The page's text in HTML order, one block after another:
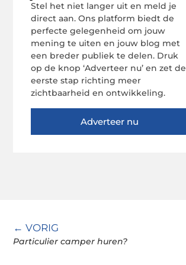
Stel het niet langer uit en meld je
direct aan. Ons platform biedt de
perfecte gelegenheid om jouw
mening te uiten en jouw blog met
een breder publiek te delen. Druk
op de knop ‘Adverteer nu’ en zet de
eerste stap richting meer
zichtbaarheid en ontwikkeling.
Adverteer nu
← VORIG
Particulier camper huren?